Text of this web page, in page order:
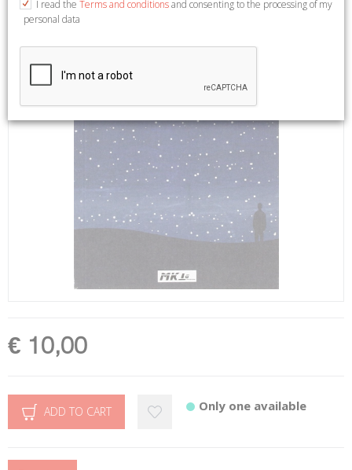
€ 10,00
ADD TO CART Only one available
I read the Terms and conditionsand consenting to the processing of my
personal data